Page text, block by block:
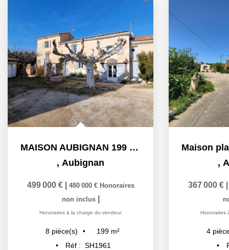
MAISON AUBIGNAN 199 M² AUBIGNAN - 8 pièce(s) - 199 m2
, Aubignan
499 000 € 480 000 € Honoraires
non inclus
Honoraires à la charge du vendeur
8 pièce(s) 199 m²
Réf : SH1961
,
367 000 €
Honoraires
4